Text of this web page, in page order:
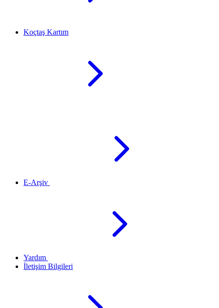
Koçtaş Kartım
E-Arşiv
Yardım
İletişim Bilgileri